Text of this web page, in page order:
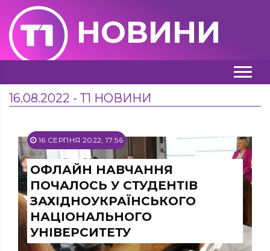
НОВИНИ
16.08.2022 - Т1 НОВИНИ
16 СЕРПНЯ 2022, 17:56
ОФЛАЙН НАВЧАННЯ
ПОЧАЛОСЬ У СТУДЕНТІВ
ЗАХІДНОУКРАЇНСЬКОГО
НАЦІОНАЛЬНОГО
УНІВЕРСИТЕТУ